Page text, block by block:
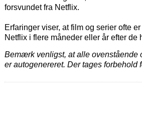
forsvundet fra Netflix.
Erfaringer viser, at film og serier ofte
Netflix i flere måneder eller år efter de
Bemærk venligst, at alle ovenstående
er autogenereret. Der tages forbehold